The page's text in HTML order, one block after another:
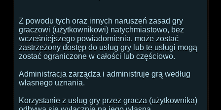
Z powodu tych oraz innych naruszeń zasad gry
graczowi (użytkownikowi) natychmiastowo, bez
wcześniejszego powiadomienia, może zostać
zastrzeżony dostęp do usług gry lub te usługi mogą
zostać ograniczone w całości lub częściowo.
Administracja zarządza i administruje grą według
własnego uznania.
Korzystanie z usług gry przez gracza (użytkownika)